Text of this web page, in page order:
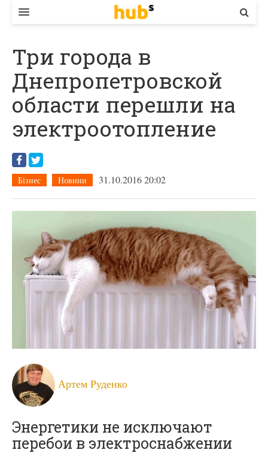
ЕКОНОМІКА
БІЗНЕС
СТАРТЕР
КОНТАКТИ
Три города в
Днепропетровской
области перешли на
электроотопление
Бізнес Новини 31.10.2016 20:02
Артем Руденко
Энергетики не исключают
перебои в электроснабжении